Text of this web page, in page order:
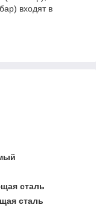
входят в
сталь
сталь